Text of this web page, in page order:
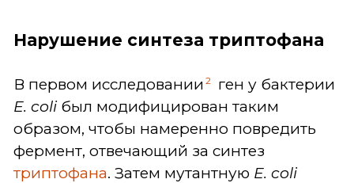
Нарушение синтеза триптофана
В первом исследовании 2
ген у бактерии
E. coli был модифицирован таким
образом, чтобы намеренно повредить
фермент, отвечающий за синтез
триптофана. Затем мутантную E. coli